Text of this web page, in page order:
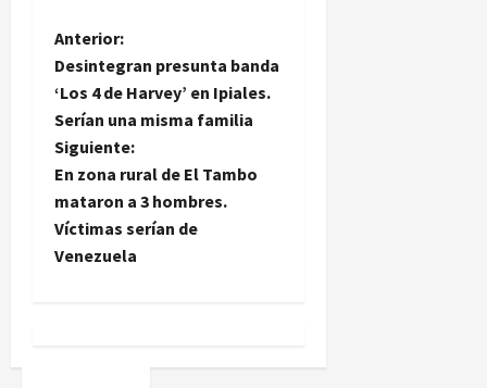
N
a
v
e
g
a
Anterior:
Desintegran presunta banda
‘Los 4 de Harvey’ en Ipiales.
Serían una misma familia
Siguiente:
En zona rural de El Tambo
mataron a 3 hombres.
Víctimas serían de
Venezuela